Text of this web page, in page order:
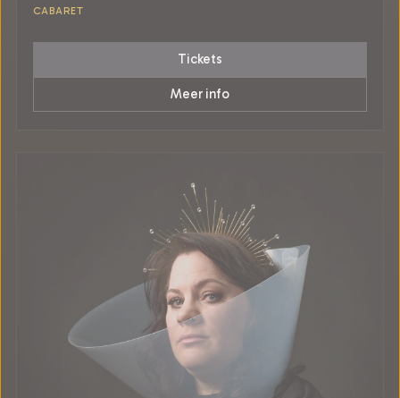
CABARET
Tickets
Meer info